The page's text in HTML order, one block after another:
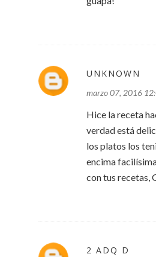
UNKNOWN
marzo 07, 2016
Hice la receta
verdad está
los platos los
encima
con tus recetas,
2 ADQ D